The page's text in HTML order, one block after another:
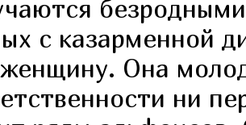
с казарменной
Она
ни